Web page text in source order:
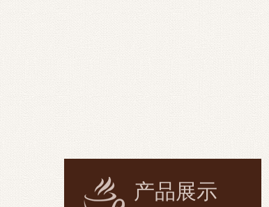
产品展示